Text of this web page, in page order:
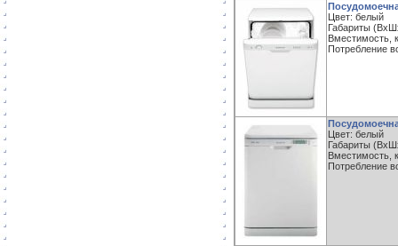
Цвет: белый
Габариты
Вместимость,
Потребление
Цвет: белый
Габариты
Вместимость,
Потребление